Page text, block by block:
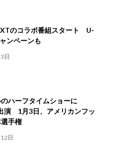
のコラボ番組スタート U-
ンペーンも
日
ハーフタイムショーに
演 1月3日、アメリカンフッ
選手権
日